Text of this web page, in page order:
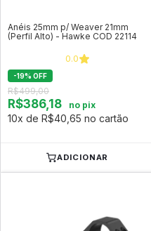
Anéis 25mm p/ Weaver 21mm
(Perfil Alto) - Hawke COD 22114
0.0
-19% OFF
R$499,00
R$386,18 no pix
10x de R$40,65 no cartão
ADICIONAR